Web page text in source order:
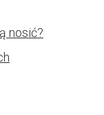
nosić?